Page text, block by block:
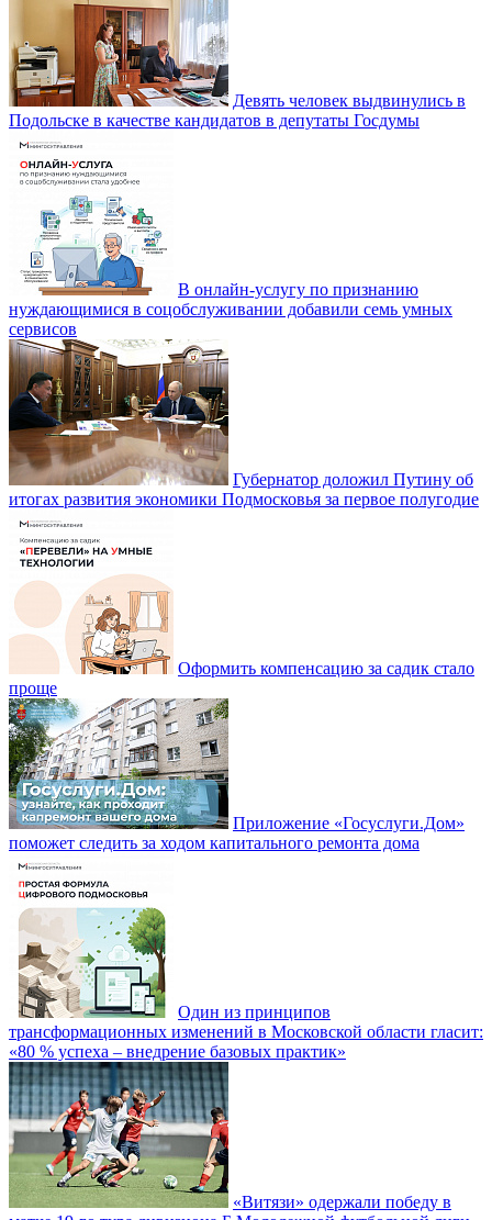
Девять человек выдвинулись в
Подольске в качестве кандидатов в депутаты Госдумы
В онлайн-услугу по признанию
нуждающимися в соцобслуживании добавили семь умных
сервисов
Губернатор доложил Путину об
итогах развития экономики Подмосковья за первое полугодие
Оформить компенсацию за садик стало
проще
Приложение «Госуслуги.Дом»
поможет следить за ходом капитального ремонта дома
Один из принципов
трансформационных изменений в Московской области гласит:
«80 % успеха – внедрение базовых практик»
«Витязи» одержали победу в